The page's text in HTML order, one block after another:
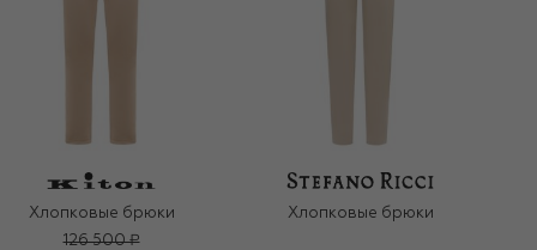
Хлопковые брюки
126 500 ₽
Хлопковые брюки